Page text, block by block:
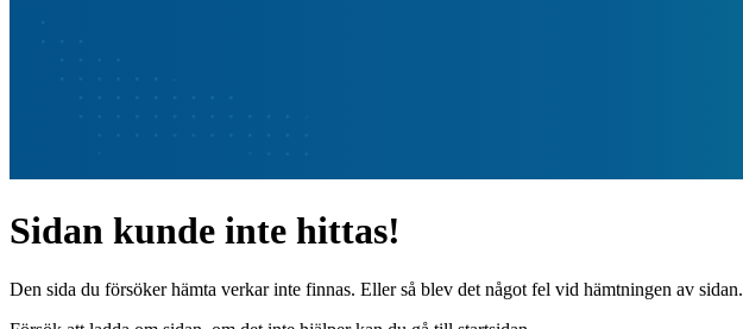
Sidan kunde inte hittas!
Den sida du försöker hämta verkar inte finnas. Eller så blev det något fel vid hämtningen av sidan.